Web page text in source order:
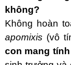
không?
Không hoàn
apomixis (vô
con mang